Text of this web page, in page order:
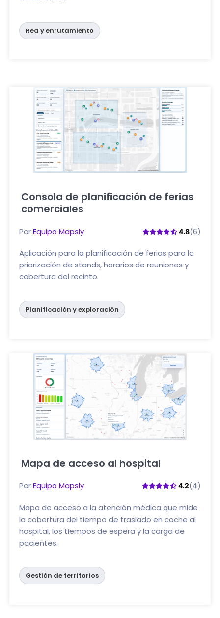
Red y enrutamiento
Consola de planificación de ferias
comerciales
PorEquipo Mapsly 4.8(6)
Aplicación para la planificación de ferias para la
priorización de stands, horarios de reuniones y
cobertura del recinto.
Planificación y exploración
Haga clic aquí
Mapa de acceso al hospital
PorEquipo Mapsly 4.2(4)
Mapa de acceso a la atención médica que mide
la cobertura del tiempo de traslado en coche al
hospital, los tiempos de espera y la carga de
pacientes.
Gestión de territorios